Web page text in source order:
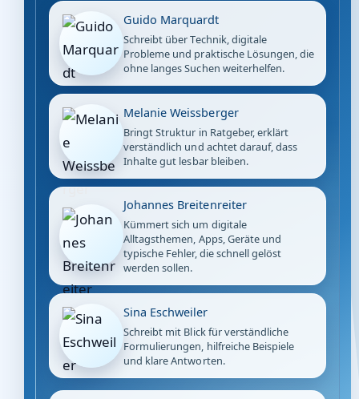
Guido Marquardt
Schreibt über Technik, digitale
Probleme und praktische Lösungen, die
ohne langes Suchen weiterhelfen.
Melanie Weissberger
Bringt Struktur in Ratgeber, erklärt
verständlich und achtet darauf, dass
Inhalte gut lesbar bleiben.
Johannes Breitenreiter
Kümmert sich um digitale
Alltagsthemen, Apps, Geräte und
typische Fehler, die schnell gelöst
werden sollen.
Sina Eschweiler
Schreibt mit Blick für verständliche
Formulierungen, hilfreiche Beispiele
und klare Antworten.